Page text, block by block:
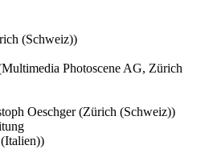
(Schweiz))
Photoscene AG, Zürich
Oeschger (Zürich (Schweiz))